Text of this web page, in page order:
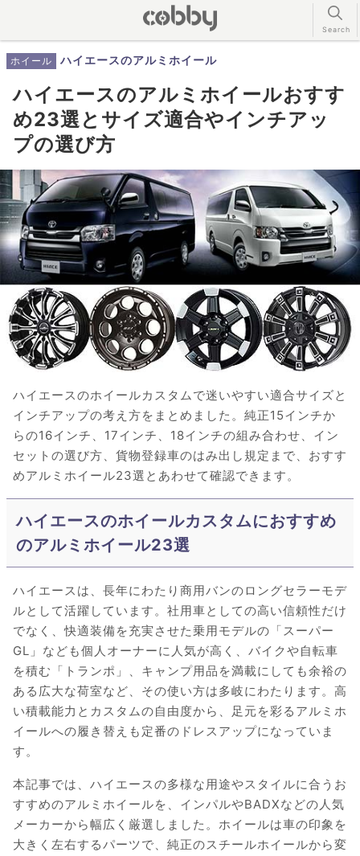
ホイール ハイエースのアルミホイール
ハイエースのアルミホイールおすす
め23選とサイズ適合やインチアッ
プの選び方
ハイエースのホイールカスタムで迷いやすい適合サイズと
インチアップの考え方をまとめました。純正15インチか
らの16インチ、17インチ、18インチの組み合わせ、イン
セットの選び方、貨物登録車のはみ出し規定まで、おすす
めアルミホイール23選とあわせて確認できます。
ハイエースのホイールカスタムにおすすめ
のアルミホイール23選
ハイエースは、長年にわたり商用バンのロングセラーモデ
ルとして活躍しています。社用車としての高い信頼性だけ
でなく、快適装備を充実させた乗用モデルの「スーパー
GL」なども個人オーナーに人気が高く、バイクや自転車
を積む「トランポ」、キャンプ用品を満載にしても余裕の
ある広大な荷室など、その使い方は多岐にわたります。高
い積載能力とカスタムの自由度から、足元を彩るアルミホ
イールへの履き替えも定番のドレスアップになっていま
す。
本記事では、ハイエースの多様な用途やスタイルに合うお
すすめのアルミホイールを、インパルやBADXなどの人気
メーカーから幅広く厳選しました。ホイールは車の印象を
大きく左右するパーツで、純正のスチールホイールから変